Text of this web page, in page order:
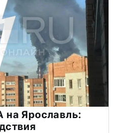
на Ярославль: